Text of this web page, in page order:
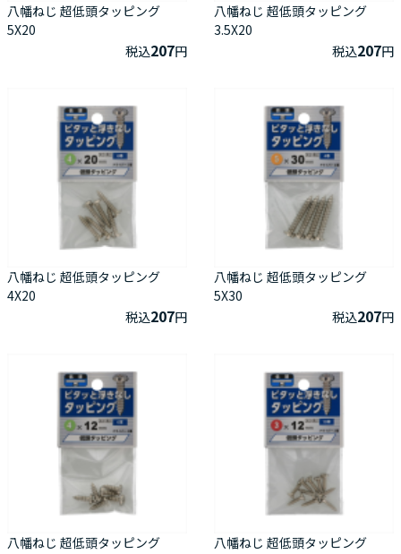
八幡ねじ 超低頭タッピング
5X20
税込207円
八幡ねじ 超低頭タッピング
3.5X20
税込207円
八幡ねじ 超低頭タッピング
4X20
税込207円
八幡ねじ 超低頭タッピング
5X30
税込207円
八幡ねじ 超低頭タッピング
八幡ねじ 超低頭タッピング